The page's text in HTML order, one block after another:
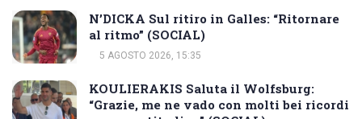
N’DICKA Sul ritiro in Galles: “Ritornare
al ritmo” (SOCIAL)
5 AGOSTO 2026, 15:35
KOULIERAKIS Saluta il Wolfsburg:
“Grazie, me ne vado con molti bei ricordi